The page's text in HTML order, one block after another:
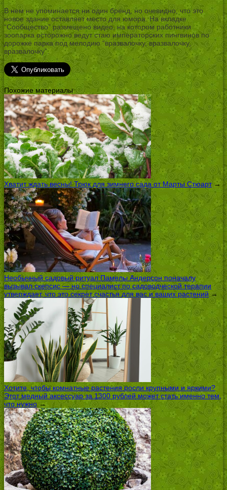
В нем не упоминается ни один бренд, но очевидно, что это
новое здание оставляет место для юмора. На вкладке
“Сообщество” размещено видео, на котором работники
зоопарка осторожно ведут стаю императорских пингвинов по
дорожке парка под мелодию “вразвалочку, вразвалочку,
вразвалочку”.
Похожие материалы
Хватит ждать весны! Трюк для зимнего сада от Марты Стюарт→
Необычный садовый ритуал Памелы Андерсон поначалу
вызывал скепсис — но специалист по садоводческой терапии
утверждает, что это секрет счастья для вас и ваших растений →
Хотите, чтобы комнатные растения росли крупными и яркими?
Этот медный аксессуар за 1300 рублей может стать именно тем,
что нужно→